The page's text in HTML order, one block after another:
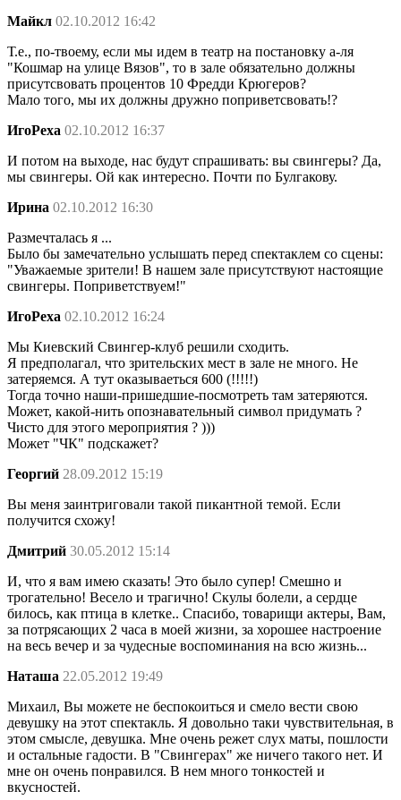
Майкл 02.10.2012 16:42
Т.е., по-твоему, если мы идем в театр на постановку а-ля
"Кошмар на улице Вязов", то в зале обязательно должны
присутсвовать процентов 10 Фредди Крюгеров?
Мало того, мы их должны дружно поприветсвовать!?
ИгоРеха 02.10.2012 16:37
И потом на выходе, нас будут спрашивать: вы свингеры? Да,
мы свингеры. Ой как интересно. Почти по Булгакову.
Ирина 02.10.2012 16:30
Размечталась я ...
Было бы замечательно услышать перед спектаклем со сцены:
"Уважаемые зрители! В нашем зале присутствуют настоящие
свингеры. Поприветствуем!"
ИгоРеха 02.10.2012 16:24
Мы Киевский Свингер-клуб решили сходить.
Я предполагал, что зрительских мест в зале не много. Не
затеряемся. А тут оказываеться 600 (!!!!!)
Тогда точно наши-пришедшие-посмотреть там затеряются.
Может, какой-нить опознавательный символ придумать ?
Чисто для этого мероприятия ? )))
Может "ЧК" подскажет?
Георгий 28.09.2012 15:19
Вы меня заинтриговали такой пикантной темой. Если
получится схожу!
Дмитрий 30.05.2012 15:14
И, что я вам имею сказать! Это было супер! Смешно и
трогательно! Весело и трагично! Скулы болели, а сердце
билось, как птица в клетке.. Спасибо, товарищи актеры, Вам,
за потрясающих 2 часа в моей жизни, за хорошее настроение
на весь вечер и за чудесные воспоминания на всю жизнь...
Наташа 22.05.2012 19:49
Михаил, Вы можете не беспокоиться и смело вести свою
девушку на этот спектакль. Я довольно таки чувствительная, в
этом смысле, девушка. Мне очень режет слух маты, пошлости
и остальные гадости. В "Свингерах" же ничего такого нет. И
мне он очень понравился. В нем много тонкостей и
вкусностей.